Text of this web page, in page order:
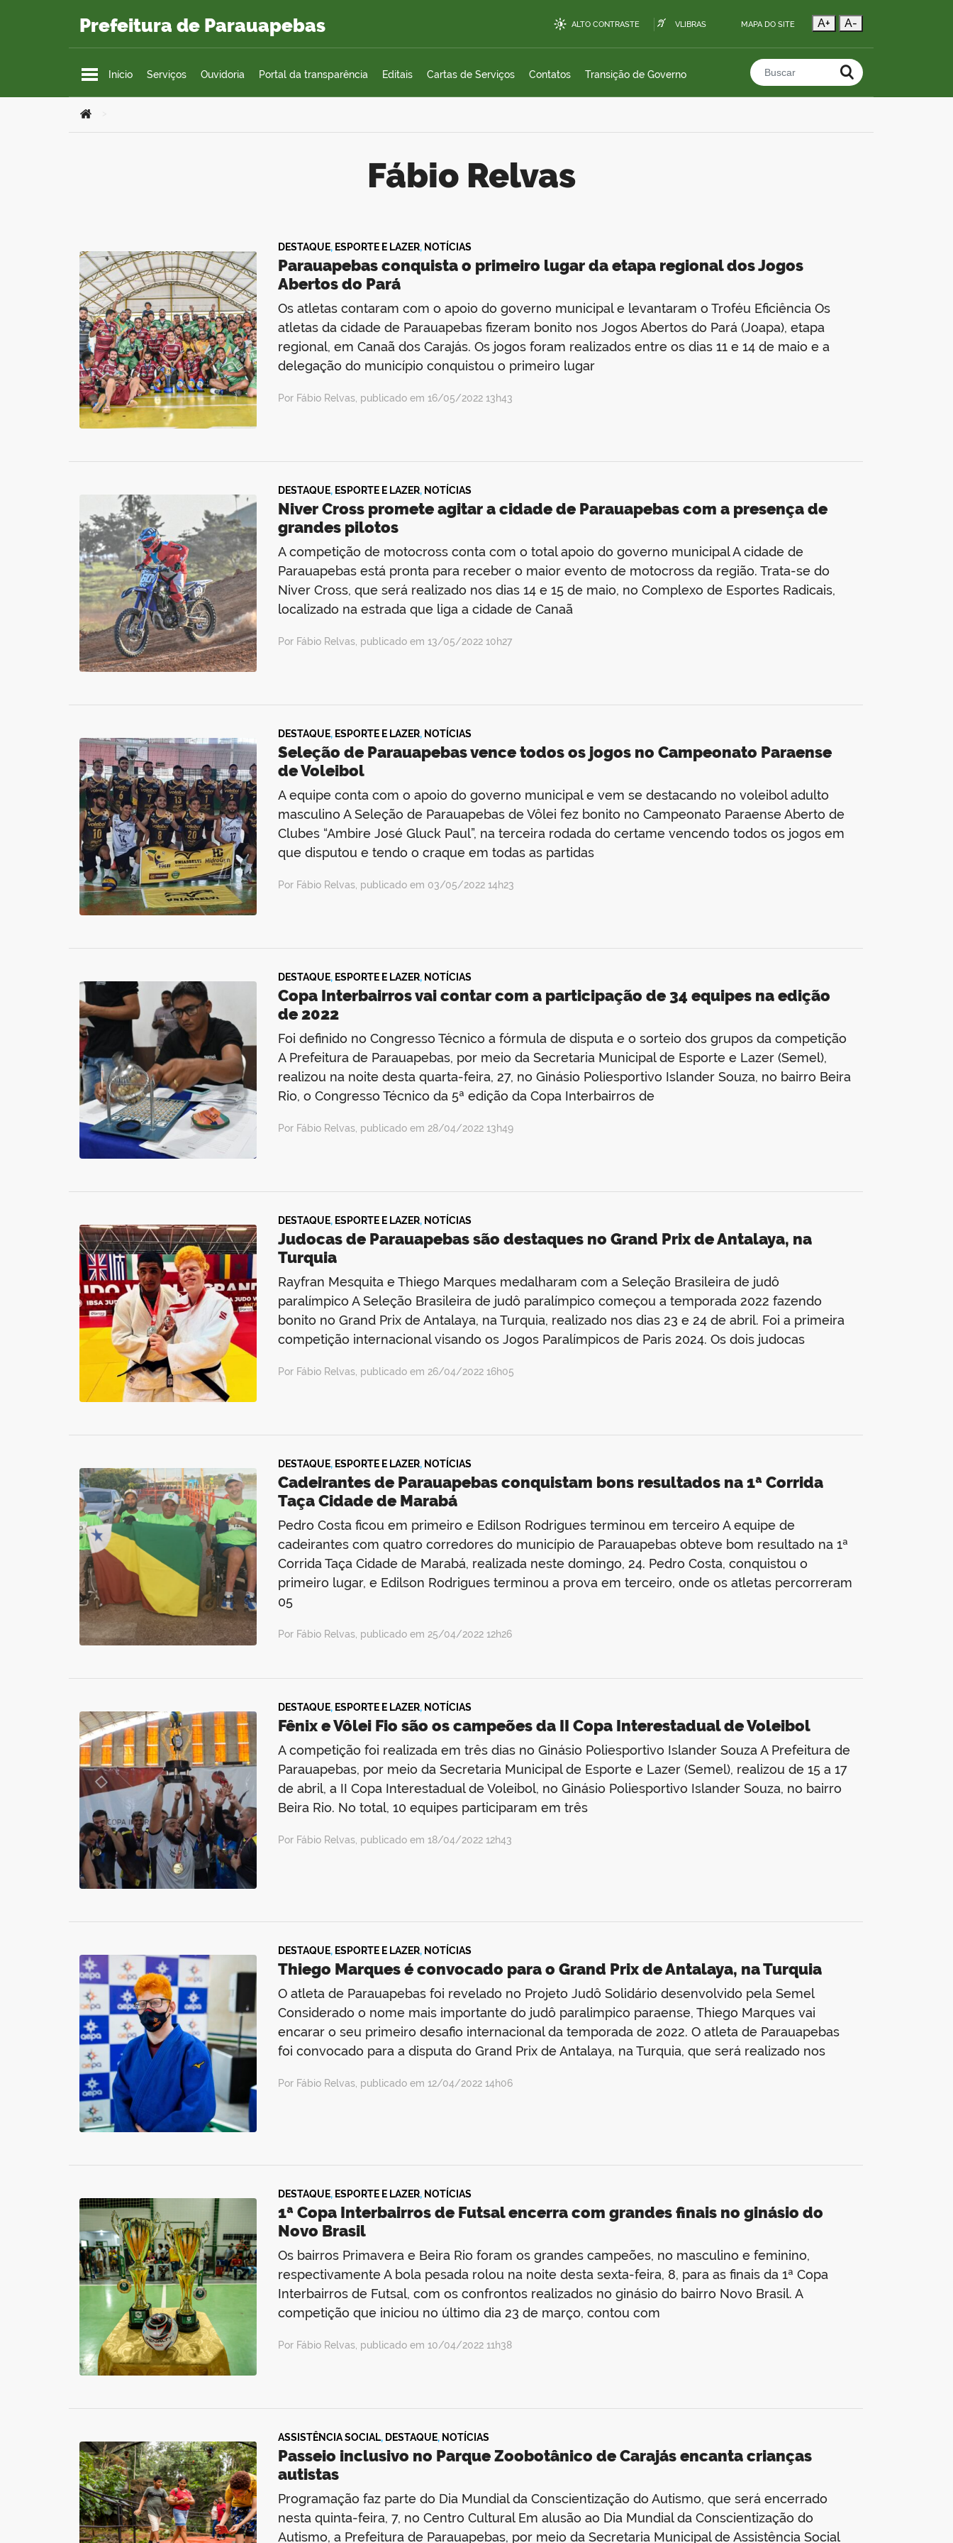
Prefeitura de Parauapebas ALTO CONTRASTE VLIBRAS MAPA DO SITE A+ A-
Início Serviços Ouvidoria Portal da transparência Editais Cartas de Serviços Contatos Transição de Governo Buscar no portal
Você está aqui:
Fábio Relvas
DESTAQUE, ESPORTE E LAZER, NOTÍCIAS
Parauapebas conquista o primeiro lugar da etapa regional dos Jogos
Abertos do Pará
Os atletas contaram com o apoio do governo municipal e levantaram o Troféu Eficiência Os
atletas da cidade de Parauapebas fizeram bonito nos Jogos Abertos do Pará (Joapa), etapa
regional, em Canaã dos Carajás. Os jogos foram realizados entre os dias 11 e 14 de maio e a
delegação do município conquistou o primeiro lugar
Por Fábio Relvas, publicado em 16/05/2022 13h43
DESTAQUE, ESPORTE E LAZER, NOTÍCIAS
Niver Cross promete agitar a cidade de Parauapebas com a presença de
grandes pilotos
A competição de motocross conta com o total apoio do governo municipal A cidade de
Parauapebas está pronta para receber o maior evento de motocross da região. Trata-se do
Niver Cross, que será realizado nos dias 14 e 15 de maio, no Complexo de Esportes Radicais,
localizado na estrada que liga a cidade de Canaã
Por Fábio Relvas, publicado em 13/05/2022 10h27
DESTAQUE, ESPORTE E LAZER, NOTÍCIAS
Seleção de Parauapebas vence todos os jogos no Campeonato Paraense
de Voleibol
A equipe conta com o apoio do governo municipal e vem se destacando no voleibol adulto
masculino A Seleção de Parauapebas de Vôlei fez bonito no Campeonato Paraense Aberto de
Clubes “Ambire José Gluck Paul”, na terceira rodada do certame vencendo todos os jogos em
que disputou e tendo o craque em todas as partidas
Por Fábio Relvas, publicado em 03/05/2022 14h23
DESTAQUE, ESPORTE E LAZER, NOTÍCIAS
Copa Interbairros vai contar com a participação de 34 equipes na edição
de 2022
Foi definido no Congresso Técnico a fórmula de disputa e o sorteio dos grupos da competição
A Prefeitura de Parauapebas, por meio da Secretaria Municipal de Esporte e Lazer (Semel),
realizou na noite desta quarta-feira, 27, no Ginásio Poliesportivo Islander Souza, no bairro Beira
Rio, o Congresso Técnico da 5ª edição da Copa Interbairros de
Por Fábio Relvas, publicado em 28/04/2022 13h49
DESTAQUE, ESPORTE E LAZER, NOTÍCIAS
Judocas de Parauapebas são destaques no Grand Prix de Antalaya, na
Turquia
Rayfran Mesquita e Thiego Marques medalharam com a Seleção Brasileira de judô
paralímpico A Seleção Brasileira de judô paralímpico começou a temporada 2022 fazendo
bonito no Grand Prix de Antalaya, na Turquia, realizado nos dias 23 e 24 de abril. Foi a primeira
competição internacional visando os Jogos Paralímpicos de Paris 2024. Os dois judocas
Por Fábio Relvas, publicado em 26/04/2022 16h05
DESTAQUE, ESPORTE E LAZER, NOTÍCIAS
Cadeirantes de Parauapebas conquistam bons resultados na 1ª Corrida
Taça Cidade de Marabá
Pedro Costa ficou em primeiro e Edilson Rodrigues terminou em terceiro A equipe de
cadeirantes com quatro corredores do município de Parauapebas obteve bom resultado na 1ª
Corrida Taça Cidade de Marabá, realizada neste domingo, 24. Pedro Costa, conquistou o
primeiro lugar, e Edilson Rodrigues terminou a prova em terceiro, onde os atletas percorreram
05
Por Fábio Relvas, publicado em 25/04/2022 12h26
DESTAQUE, ESPORTE E LAZER, NOTÍCIAS
Fênix e Vôlei Fio são os campeões da II Copa Interestadual de Voleibol
A competição foi realizada em três dias no Ginásio Poliesportivo Islander Souza A Prefeitura de
Parauapebas, por meio da Secretaria Municipal de Esporte e Lazer (Semel), realizou de 15 a 17
de abril, a II Copa Interestadual de Voleibol, no Ginásio Poliesportivo Islander Souza, no bairro
Beira Rio. No total, 10 equipes participaram em três
Por Fábio Relvas, publicado em 18/04/2022 12h43
DESTAQUE, ESPORTE E LAZER, NOTÍCIAS
Thiego Marques é convocado para o Grand Prix de Antalaya, na Turquia
O atleta de Parauapebas foi revelado no Projeto Judô Solidário desenvolvido pela Semel
Considerado o nome mais importante do judô paralimpico paraense, Thiego Marques vai
encarar o seu primeiro desafio internacional da temporada de 2022. O atleta de Parauapebas
foi convocado para a disputa do Grand Prix de Antalaya, na Turquia, que será realizado nos
Por Fábio Relvas, publicado em 12/04/2022 14h06
DESTAQUE, ESPORTE E LAZER, NOTÍCIAS
1ª Copa Interbairros de Futsal encerra com grandes finais no ginásio do
Novo Brasil
Os bairros Primavera e Beira Rio foram os grandes campeões, no masculino e feminino,
respectivamente A bola pesada rolou na noite desta sexta-feira, 8, para as finais da 1ª Copa
Interbairros de Futsal, com os confrontos realizados no ginásio do bairro Novo Brasil. A
competição que iniciou no último dia 23 de março, contou com
Por Fábio Relvas, publicado em 10/04/2022 11h38
ASSISTÊNCIA SOCIAL, DESTAQUE, NOTÍCIAS
Passeio inclusivo no Parque Zoobotânico de Carajás encanta crianças
autistas
Programação faz parte do Dia Mundial da Conscientização do Autismo, que será encerrado
nesta quinta-feira, 7, no Centro Cultural Em alusão ao Dia Mundial da Conscientização do
Autismo, a Prefeitura de Parauapebas, por meio da Secretaria Municipal de Assistência Social